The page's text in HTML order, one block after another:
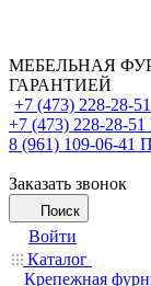
МЕБЕЛЬНАЯ
ГАРАНТИЕЙ
+7 (473) 228-28-51
+7 (473) 228-28-51
8 (961) 109-06-41
Заказать звонок
Поиск
Войти
Каталог
Крепежная